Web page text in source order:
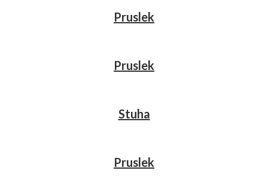
Pruslek
Pruslek
Stuha
Pruslek